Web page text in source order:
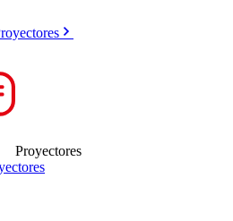
Proyectores